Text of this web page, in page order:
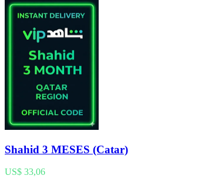
Shahid 3 MESES (Catar)
US$ 33,06